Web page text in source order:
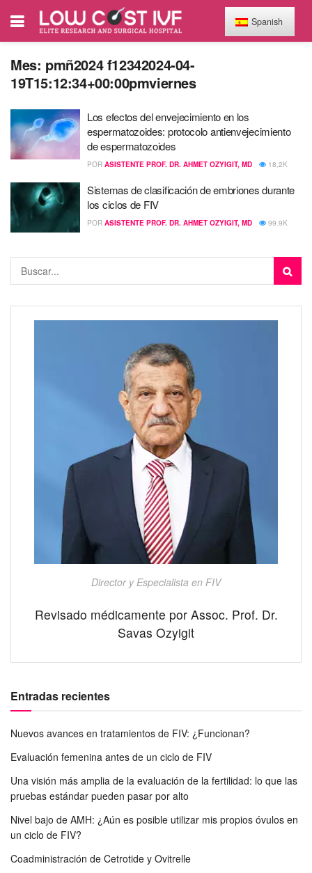
Mes: pmñ2024 f12342024-04-
19T15:12:34+00:00pmviernes
Los efectos del envejecimiento en los
espermatozoides: protocolo antienvejecimiento
de espermatozoides
POR ASISTENTE PROF. DR. AHMET OZYIGIT, MD 18,2K
Sistemas de clasificación de embriones durante
los ciclos de FIV
POR ASISTENTE PROF. DR. AHMET OZYIGIT, MD 99.9K
Director y Especialista en FIV
Revisado médicamente por Assoc. Prof. Dr.
Savas Ozyigit
Entradas recientes
Nuevos avances en tratamientos de FIV: ¿Funcionan?
Evaluación femenina antes de un ciclo de FIV
Una visión más amplia de la evaluación de la fertilidad: lo que las
pruebas estándar pueden pasar por alto
Nivel bajo de AMH: ¿Aún es posible utilizar mis propios óvulos en
un ciclo de FIV?
Coadministración de Cetrotide y Ovitrelle
Spanish